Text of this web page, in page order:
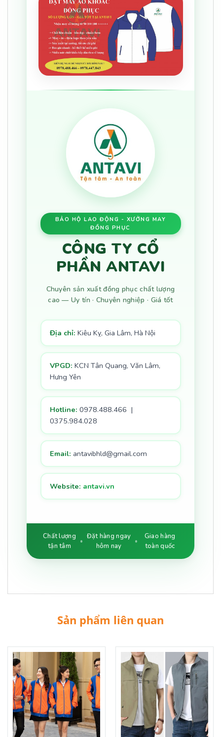
BẢO HỘ LAO ĐỘNG - XƯỞNG MAY
ĐỒNG PHỤC
CÔNG TY CỔ
PHẦN ANTAVI
Chuyên sản xuất đồng phục chất lượng
cao — Uy tín · Chuyên nghiệp · Giá tốt
Địa chỉ: Kiêu Kỵ, Gia Lâm, Hà Nội
VPGD: KCN Tân Quang, Văn Lâm,
Hưng Yên
Hotline: 0978.488.466 |
0375.984.028
Email: antavibhld@gmail.com
Website: antavi.vn
Chất lượng
tận tâm
Đặt hàng ngay
hôm nay
Giao hàng
toàn quốc
Sản phẩm liên quan